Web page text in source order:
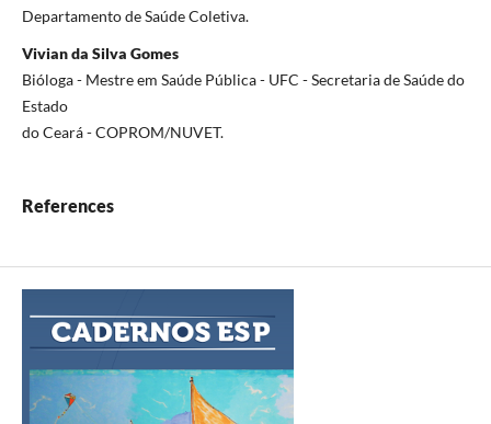
Departamento de Saúde Coletiva.
Vivian da Silva Gomes
Bióloga - Mestre em Saúde Pública - UFC - Secretaria de Saúde do
Estado
do Ceará - COPROM/NUVET.
References